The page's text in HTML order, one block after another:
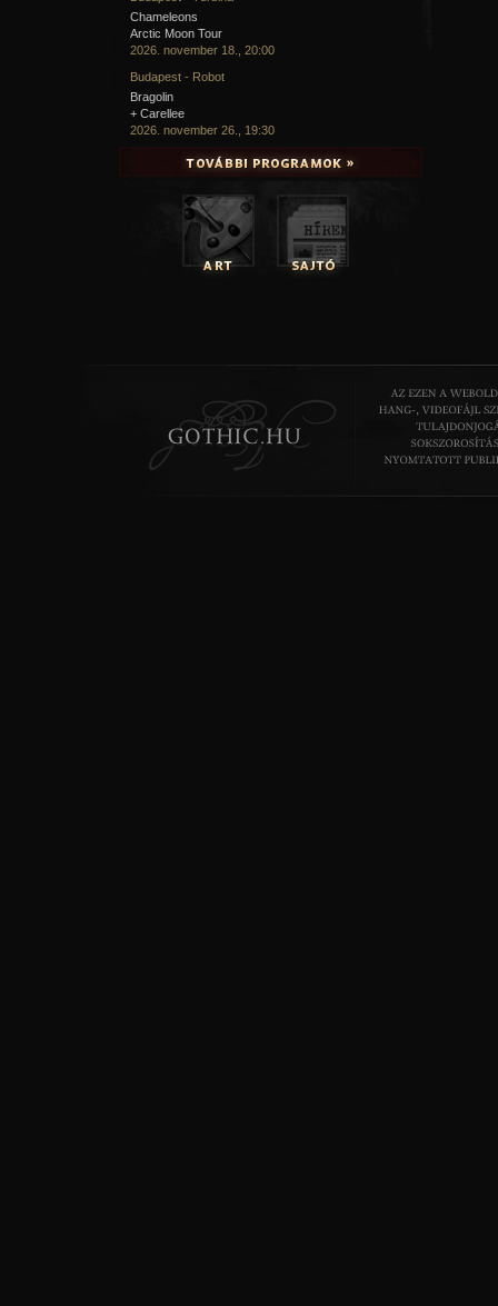
Chameleons
Arctic Moon Tour
2026. november 18., 20:00
Budapest - Robot
Bragolin
+ Carellee
2026. november 26., 19:30